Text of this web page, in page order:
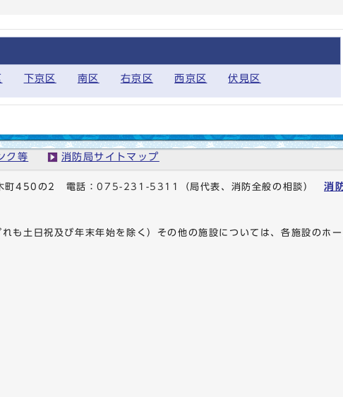
下京区 南区 右京区 西京区 伏見区
ク等 消防局サイトマップ
町450の2 電話：075-231-5311 （局代表、消防全般の相談）消
土日祝及び年末年始を除く）その他の施設については、各施設のホー